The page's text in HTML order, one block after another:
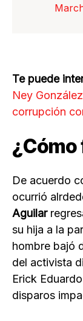
Te puede
Ney
corrupción
¿Cómo
De acuerdo
ocurrió
Aguilar
su hija a la
hombre bajó
del activista
Erick
disparos